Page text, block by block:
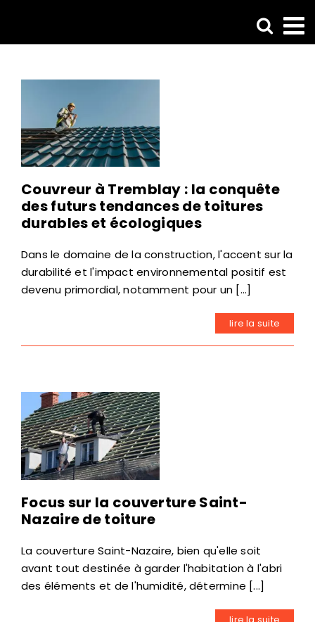
contenu
Couvreur à Tremblay : la conquête
des futurs tendances de toitures
durables et écologiques
Dans le domaine de la construction, l'accent sur la
durabilité et l'impact environnemental positif est
devenu primordial, notamment pour un [...]
lire la suite
Focus sur la couverture Saint-
Nazaire de toiture
La couverture Saint-Nazaire, bien qu'elle soit
avant tout destinée à garder l'habitation à l'abri
des éléments et de l'humidité, détermine [...]
lire la suite